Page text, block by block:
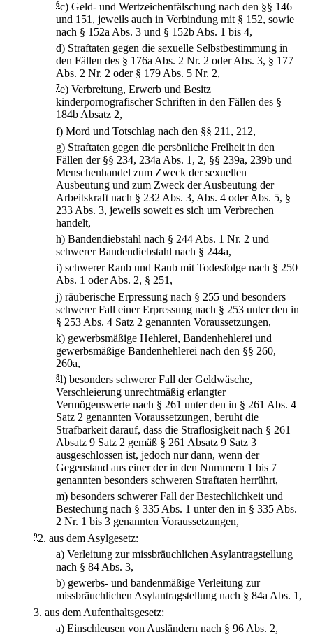
6c) Geld- und Wertzeichenfälschung nach den §§ 146
und 151, jeweils auch in Verbindung mit § 152, sowie
nach § 152a Abs. 3 und § 152b Abs. 1 bis 4,
d) Straftaten gegen die sexuelle Selbstbestimmung in
den Fällen des § 176a Abs. 2 Nr. 2 oder Abs. 3, § 177
Abs. 2 Nr. 2 oder § 179 Abs. 5 Nr. 2,
7e) Verbreitung, Erwerb und Besitz
kinderpornografischer Schriften in den Fällen des §
184b Absatz 2,
f) Mord und Totschlag nach den §§ 211, 212,
g) Straftaten gegen die persönliche Freiheit in den
Fällen der §§ 234, 234a Abs. 1, 2, §§ 239a, 239b und
Menschenhandel zum Zweck der sexuellen
Ausbeutung und zum Zweck der Ausbeutung der
Arbeitskraft nach § 232 Abs. 3, Abs. 4 oder Abs. 5, §
233 Abs. 3, jeweils soweit es sich um Verbrechen
handelt,
h) Bandendiebstahl nach § 244 Abs. 1 Nr. 2 und
schwerer Bandendiebstahl nach § 244a,
i) schwerer Raub und Raub mit Todesfolge nach § 250
Abs. 1 oder Abs. 2, § 251,
j) räuberische Erpressung nach § 255 und besonders
schwerer Fall einer Erpressung nach § 253 unter den in
§ 253 Abs. 4 Satz 2 genannten Voraussetzungen,
k) gewerbsmäßige Hehlerei, Bandenhehlerei und
gewerbsmäßige Bandenhehlerei nach den §§ 260,
260a,
8l) besonders schwerer Fall der Geldwäsche,
Verschleierung unrechtmäßig erlangter
Vermögenswerte nach § 261 unter den in § 261 Abs. 4
Satz 2 genannten Voraussetzungen, beruht die
Strafbarkeit darauf, dass die Straflosigkeit nach § 261
Absatz 9 Satz 2 gemäß § 261 Absatz 9 Satz 3
ausgeschlossen ist, jedoch nur dann, wenn der
Gegenstand aus einer der in den Nummern 1 bis 7
genannten besonders schweren Straftaten herrührt,
m) besonders schwerer Fall der Bestechlichkeit und
Bestechung nach § 335 Abs. 1 unter den in § 335 Abs.
2 Nr. 1 bis 3 genannten Voraussetzungen,
92. aus dem Asylgesetz:
a) Verleitung zur missbräuchlichen Asylantragstellung
nach § 84 Abs. 3,
b) gewerbs- und bandenmäßige Verleitung zur
missbräuchlichen Asylantragstellung nach § 84a Abs. 1,
3. aus dem Aufenthaltsgesetz:
a) Einschleusen von Ausländern nach § 96 Abs. 2,